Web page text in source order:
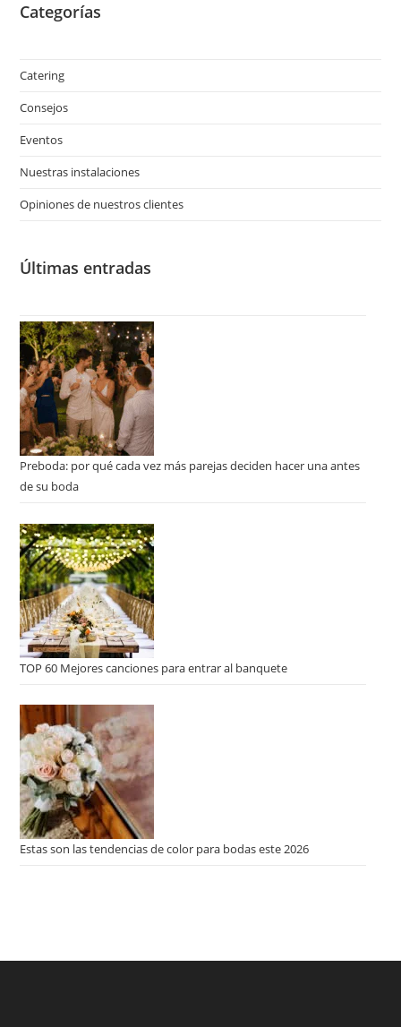
Categorías
Catering
Consejos
Eventos
Nuestras instalaciones
Opiniones de nuestros clientes
Últimas entradas
Preboda: por qué cada vez más parejas deciden hacer una antes
de su boda
TOP 60 Mejores canciones para entrar al banquete
Estas son las tendencias de color para bodas este 2026